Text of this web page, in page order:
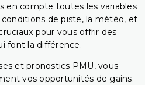
en compte toutes les variables
de piste, la météo, et
pour vous offrir des
font la différence.
et pronostics PMU, vous
vos opportunités de gains.